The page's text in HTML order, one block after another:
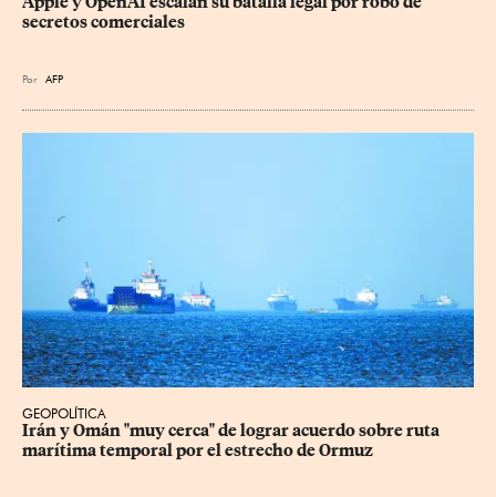
secretos comerciales
Por AFP
GEOPOLÍTICA
Irán y Omán "muy cerca" de lograr acuerdo sobre ruta
marítima temporal por el estrecho de Ormuz